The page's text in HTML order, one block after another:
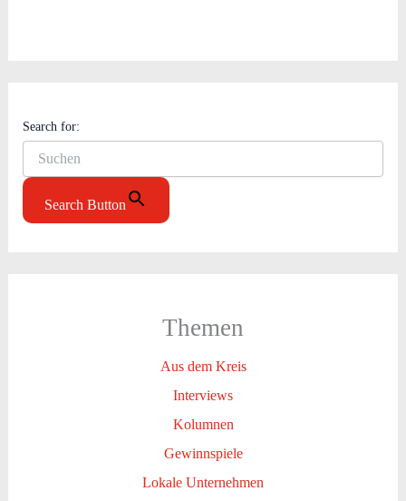
Search for:
Search Button
Themen
Aus dem Kreis
Interviews
Kolumnen
Gewinnspiele
Lokale Unternehmen